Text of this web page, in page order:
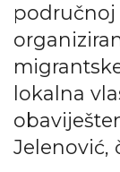
područnoj
lokalna
Jelenović,